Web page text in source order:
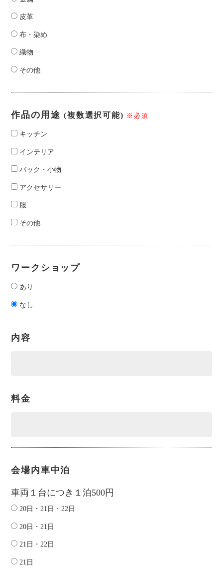
皮革
布・染め
織物
その他
作品の用途(複数選択可能) ※必須
キッチン
インテリア
バック・小物
アクセサリー
服
その他
ワークショップ
あり
なし
内容
料金
会場内車中泊
車両１台につき１泊500円
20日・21日・22日
20日・21日
21日・22日
21日